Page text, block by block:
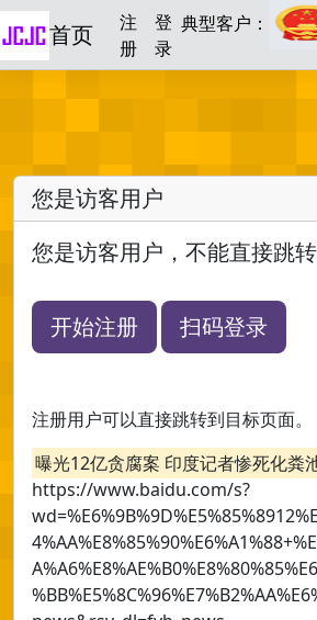
首页
注
册
登
录
典型客户：
您是访客用户
您是访客用户，不能直接跳转
开始注册 扫码登录
注册用户可以直接跳转到目标页面。
曝光12亿贪腐案 印度记者惨死化粪
https://www.baidu.com/s?